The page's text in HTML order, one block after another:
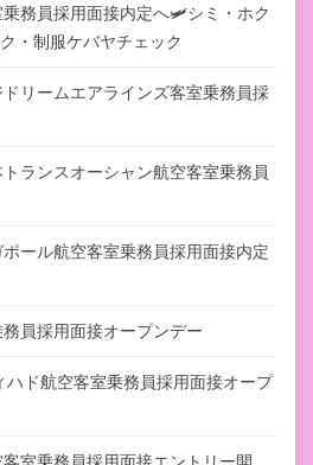
務員採用面接内定へ🛩シミ・ホク
・制服ケバヤチェック
リームエアラインズ客室乗務員採
ランスオーシャン航空客室乗務員
ール航空客室乗務員採用面接内定
員採用面接オープンデー
ド航空客室乗務員採用面接オープ